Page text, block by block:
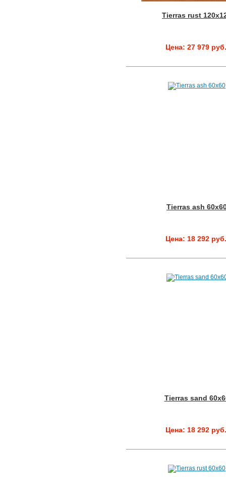
Tierras rust
Цена: 27 979 руб.
Tierras ash
Цена: 18 292 руб.
Tierras sand
Цена: 18 292 руб.